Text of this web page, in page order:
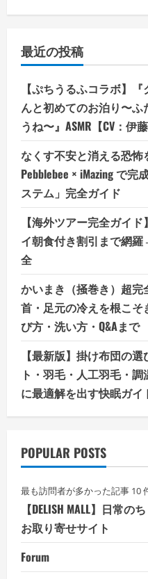
最近の投稿
【ぷちうるふコラボ】
んと初めてのお泊り〜
うね〜』ASMR【CV：伊
なくす不安と消える恐
Pebblebee × iMazing で
ステム」完全ガイド
【海外ツアー完全ガイ
イ朝食付き割引まで網
全
かいまき（掻巻き）超完
首・足元の冷えを根こ
び方・洗い方・Q&Aまで
【最新版】掛け布団の
ト・羽毛・人工羽毛・
に最適解を出す快眠ガイ
POPULAR POSTS
最も訪問者が多かった記事 10
【DELISH MALL】日常
お取り寄せサイト
Forum